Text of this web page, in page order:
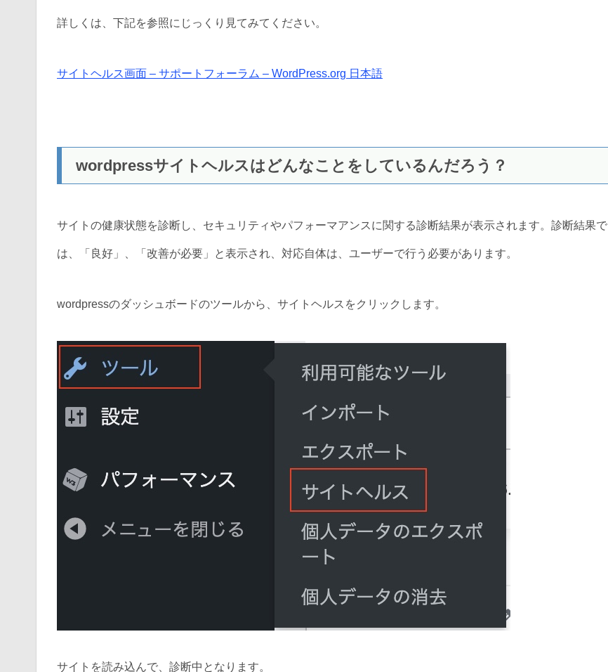
詳しくは、下記を参照にじっくり見てみてください。
サイトヘルス画面 – サポートフォーラム – WordPress.org 日本語
wordpressサイトヘルスはどんなことをしているんだろう？
サイトの健康状態を診断し、セキュリティやパフォーマアンスに関する診断結果が表示されます。診断結果で
は、「良好」、「改善が必要」と表示され、対応自体は、ユーザーで行う必要があります。
wordpressのダッシュボードのツールから、サイトヘルスをクリックします。
サイトを読み込んで、診断中となります。